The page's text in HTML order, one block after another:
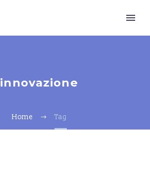
innovazione
Home Tag